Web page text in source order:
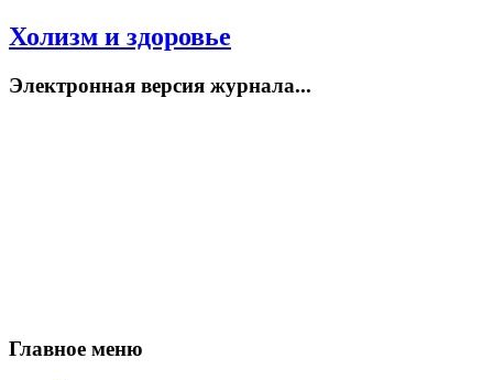
Холизм и здоровье
Электронная версия журнала...
Главное меню